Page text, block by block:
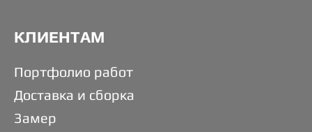
КЛИЕНТАМ
Портфолио работ
Доставка и сборка
Замер